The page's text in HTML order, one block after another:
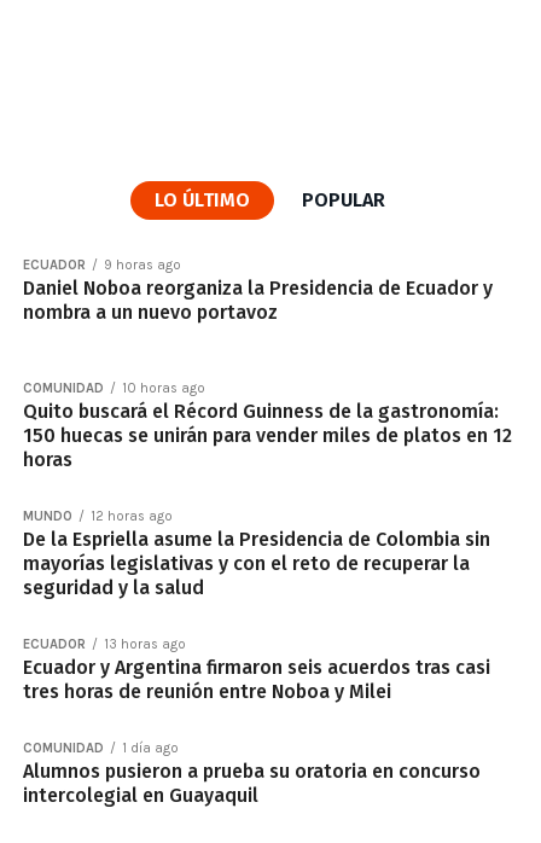
LO ÚLTIMO POPULAR
ECUADOR 9 horas ago
Daniel Noboa reorganiza la Presidencia de Ecuador y
nombra a un nuevo portavoz
COMUNIDAD 10 horas ago
Quito buscará el Récord Guinness de la gastronomía:
150 huecas se unirán para vender miles de platos en 12
horas
MUNDO 12 horas ago
De la Espriella asume la Presidencia de Colombia sin
mayorías legislativas y con el reto de recuperar la
seguridad y la salud
ECUADOR 13 horas ago
Ecuador y Argentina firmaron seis acuerdos tras casi
tres horas de reunión entre Noboa y Milei
COMUNIDAD 1 día ago
Alumnos pusieron a prueba su oratoria en concurso
intercolegial en Guayaquil